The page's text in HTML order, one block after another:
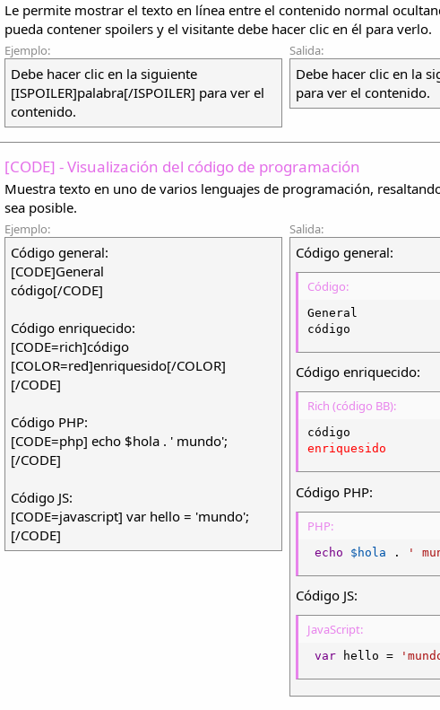
Le permite mostrar el texto en línea entre el contenido normal
pueda contener spoilers y el visitante debe hacer clic en él para verlo.
Ejemplo:
Debe hacer clic en la siguiente
[ISPOILER]palabra[/ISPOILER] para ver el
contenido.
Salida:
Debe hacer clic en la
para ver el contenido.
[CODE] - Visualización del código de programación
Muestra texto en uno de varios lenguajes de programación,
sea posible.
Ejemplo:
Código general:
[CODE]General
código[/CODE]
Código enriquecido:
[CODE=rich]código
[COLOR=red]enriquesido[/COLOR]
[/CODE]
Código PHP:
[CODE=php] echo $hola . ' mundo';
[/CODE]
Código JS:
[CODE=javascript] var hello = 'mundo';
[/CODE]
Salida:
Código general:
Código:
General
código
Código enriquecido:
Rich (código BB):
enriquesido
Código PHP:
PHP:
echo $hola . '
Código JS:
JavaScript:
var hello =